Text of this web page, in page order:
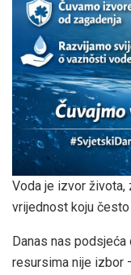
Voda je izvor života,
vrijednost koju
Danas nas
resursima nije izbor